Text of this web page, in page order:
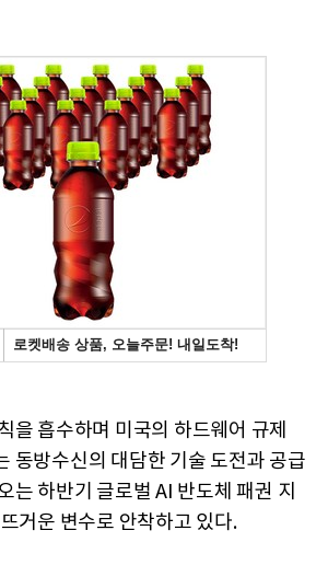
을 흡수하며 미국의 하드웨어 규제
동방수신의 대담한 기술 도전과 공급
는 하반기 글로벌 AI 반도체 패권 지
거운 변수로 안착하고 있다.